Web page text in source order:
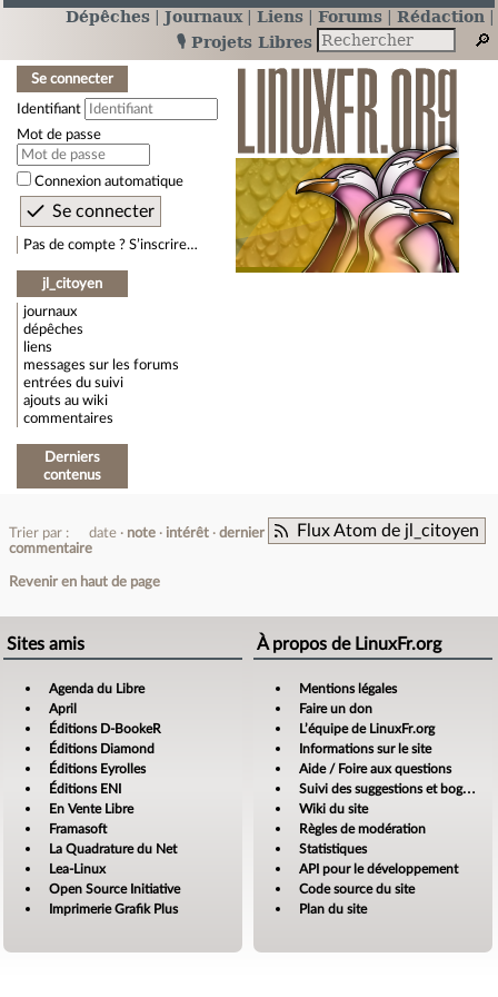
Dépêches Journaux Liens Forums
Rédaction
🎙️ Projets Libres
Se connecter
Identifiant
Mot de passe
Connexion automatique
Pas de compte ? S’inscrire…
jl_citoyen
journaux
dépêches
liens
messages sur les forums
entrées du suivi
ajouts au wiki
commentaires
Derniers
contenus
Flux Atom de jl_citoyen
Trier par : date note intérêt
dernier
commentaire
Revenir en haut de page
Sites amis
Agenda du Libre
April
Éditions D-BookeR
Éditions Diamond
Éditions Eyrolles
Éditions ENI
En Vente Libre
Framasoft
La Quadrature du Net
Lea-Linux
Open Source Initiative
Imprimerie Grafik Plus
À propos de LinuxFr.org
Mentions légales
Faire un don
L’équipe de LinuxFr.org
Informations sur le site
Aide / Foire aux questions
Suivi des suggestions et bogues
Wiki du site
Règles de modération
Statistiques
API pour le développement
Code source du site
Plan du site